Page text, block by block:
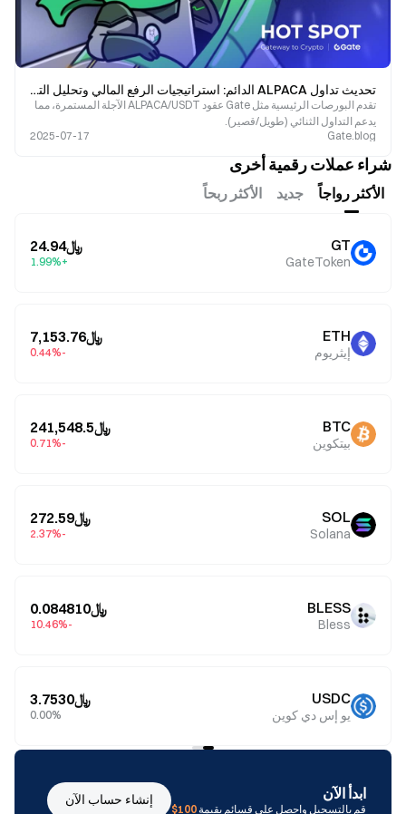
تحديث تداول ALPACA الدائم: استراتيجيات الرفع المالي وتحليل التقلب
تقدم البورصات الرئيسية مثل Gate عقود ALPACA/USDT الآجلة المستمرة، مما
يدعم التداول الثنائي (طويل/قصير).
Gate.blog
2025-07-17
شراء عملات رقمية أخرى
الأكثر رواجاً جديد الأكثر ربحاً
GT
GateToken
﷼24.94
+1.99%
ETH
إيثريوم
﷼7,153.76
-0.44%
BTC
بيتكوين
﷼241,548.5
-0.71%
SOL
Solana
﷼272.59
-2.37%
BLESS
Bless
﷼0.084810
-10.46%
USDC
يو إس دي كوين
﷼3.7530
0.00%
ابدأ الآن
قم بالتسجيل واحصل على قسائم بقيمة100$
إنشاء حساب الآن